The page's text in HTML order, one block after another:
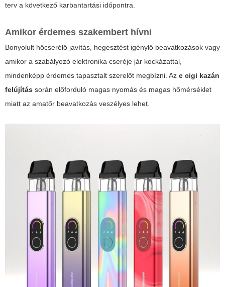
terv a következő karbantartási időpontra.
Amikor érdemes szakembert hívni
Bonyolult hőcserélő javítás, hegesztést igénylő beavatkozások vagy
amikor a szabályozó elektronika cseréje jár kockázattal,
mindenképp érdemes tapasztalt szerelőt megbízni. Az e cigi kazán
felújítás során előforduló magas nyomás és magas hőmérséklet
miatt az amatőr beavatkozás veszélyes lehet.